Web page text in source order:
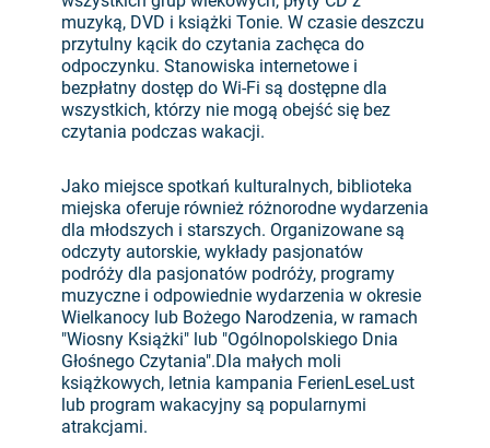
muzyką, DVD i książki Tonie. W czasie deszczu
przytulny kącik do czytania zachęca do
odpoczynku. Stanowiska internetowe i
bezpłatny dostęp do Wi-Fi są dostępne dla
wszystkich, którzy nie mogą obejść się bez
czytania podczas wakacji.
Jako miejsce spotkań kulturalnych, biblioteka
miejska oferuje również różnorodne wydarzenia
dla młodszych i starszych. Organizowane są
odczyty autorskie, wykłady pasjonatów
podróży dla pasjonatów podróży, programy
muzyczne i odpowiednie wydarzenia w okresie
Wielkanocy lub Bożego Narodzenia, w ramach
"Wiosny Książki" lub "Ogólnopolskiego Dnia
Głośnego Czytania".Dla małych moli
książkowych, letnia kampania FerienLeseLust
lub program wakacyjny są popularnymi
atrakcjami.